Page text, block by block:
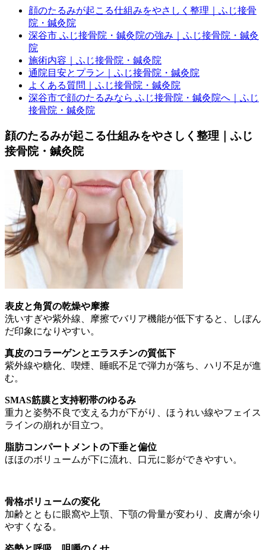
顔のたるみが起こる仕組みをやさしく整理｜ふじ接骨
院・鍼灸院
深谷市 ふじ接骨院・鍼灸院の強み｜ふじ接骨院・鍼灸
院
施術内容｜ふじ接骨院・鍼灸院
通院目安とプラン｜ふじ接骨院・鍼灸院
よくある質問｜ふじ接骨院・鍼灸院
深谷市で顔のたるみなら ふじ接骨院・鍼灸院へ｜ふじ
接骨院・鍼灸院
顔のたるみが起こる仕組みをやさしく整理｜ふじ
接骨院・鍼灸院
表皮と角質の乾燥や摩擦
洗いすぎや紫外線、摩擦でバリア機能が低下すると、しぼん
だ印象になりやすい。
真皮のコラーゲンとエラスチンの質低下
紫外線や糖化、喫煙、睡眠不足で弾力が落ち、ハリ不足が進
む。
SMAS筋膜と支持靭帯のゆるみ
重力と姿勢不良で支える力が下がり、ほうれい線やフェイス
ラインの崩れが目立つ。
脂肪コンパートメントの下垂と偏位
ほほのボリュームが下に流れ、口元に影ができやすい。
骨格ボリュームの変化
加齢とともに眼窩や上顎、下顎の骨量が変わり、皮膚が余り
やすくなる。